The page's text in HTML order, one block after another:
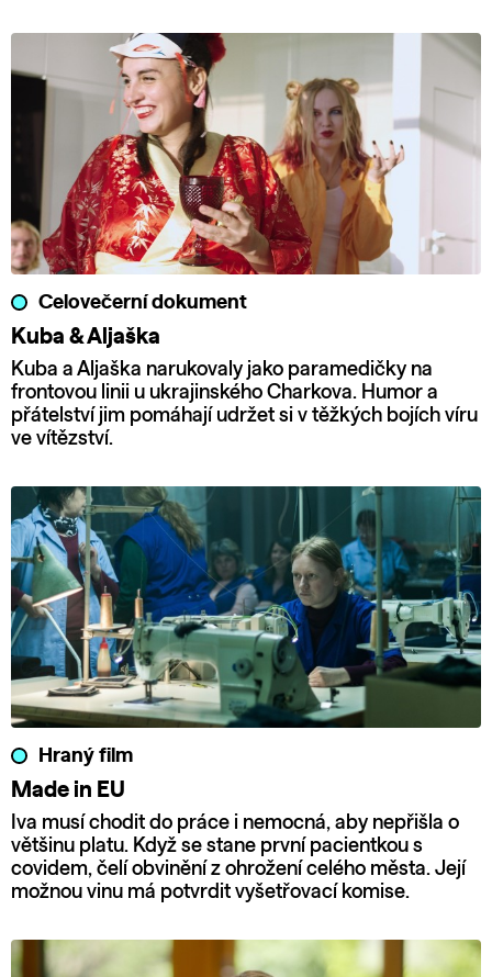
Celovečerní dokument
Kuba & Aljaška
Kuba a Aljaška narukovaly jako paramedičky na
frontovou linii u ukrajinského Charkova. Humor a
přátelství jim pomáhají udržet si v těžkých bojích víru
ve vítězství.
Hraný film
Made in EU
Iva musí chodit do práce i nemocná, aby nepřišla o
většinu platu. Když se stane první pacientkou s
covidem, čelí obvinění z ohrožení celého města. Její
možnou vinu má potvrdit vyšetřovací komise.